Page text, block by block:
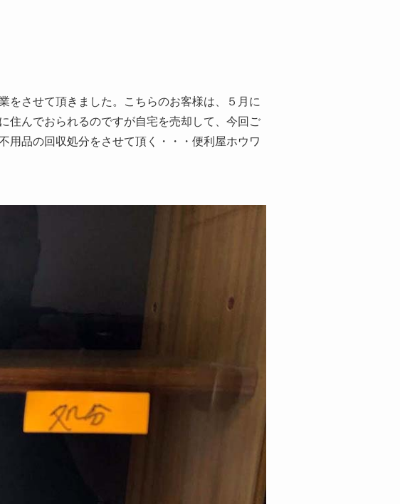
をさせて頂きました。こちらのお客様は、５月に
住んでおられるのですが自宅を売却して、今回ご
用品の回収処分をさせて頂く・・・便利屋ホウワ